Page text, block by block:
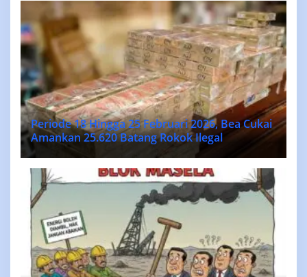
Periode 18 Hingga 25 Februari 2026, Bea Cukai
Amankan 25.620 Batang Rokok Ilegal